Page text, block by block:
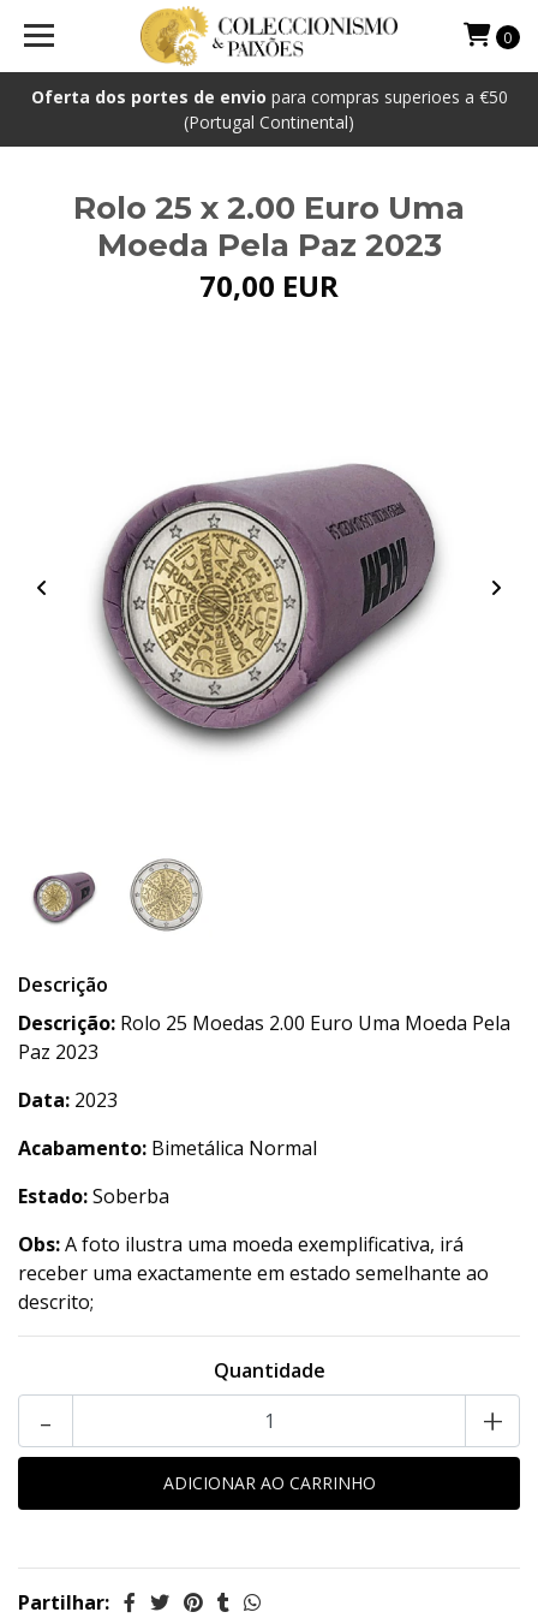
Oferta dos portes de envio para compras superioes a €50
(Portugal Continental)
0
Rolo 25 x 2.00 Euro Uma
Moeda Pela Paz 2023
70,00 EUR
Descrição
Descrição: Rolo 25 Moedas 2.00 Euro Uma Moeda Pela
Paz 2023
Data: 2023
Acabamento: Bimetálica Normal
Estado:Soberba
Obs:A foto ilustra uma moeda exemplificativa, irá
receber uma exactamente em estado semelhante ao
descrito;
Quantidade
- +
Partilhar: